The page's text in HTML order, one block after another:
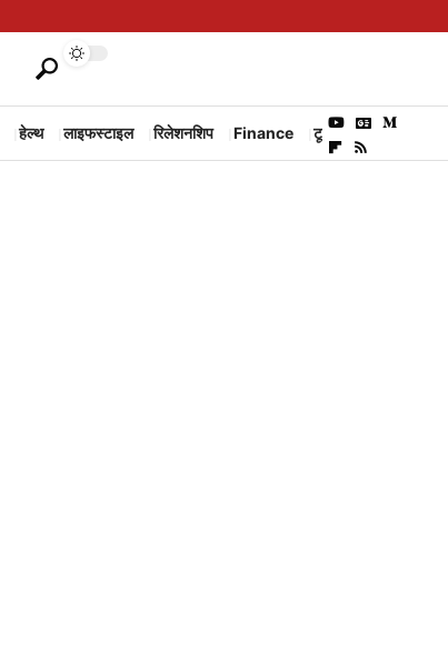
हेल्थ लाइफस्टाइल रिलेशनशिप Finance टूरिज्म